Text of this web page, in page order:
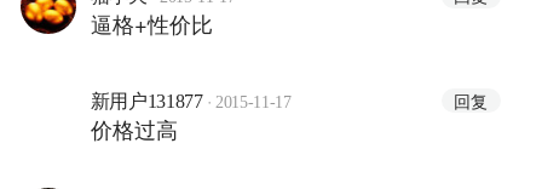
逼格+性价比
新用户131877 · 2015-11-17 回复
价格过高